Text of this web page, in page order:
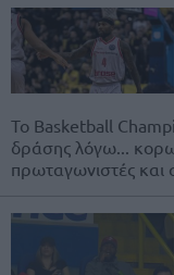
Το Basketball
δράσης λόγω...
πρωταγωνιστές και